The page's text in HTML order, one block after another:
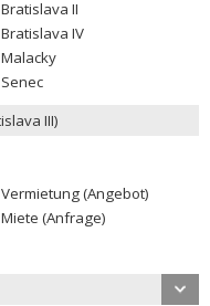
Bratislava II
Bratislava IV
Malacky
Senec
Vermietung (Angebot)
Miete (Anfrage)